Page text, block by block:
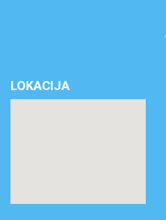
LOKACIJA